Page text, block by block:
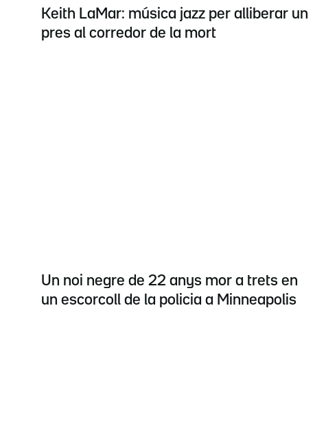
Keith LaMar: música jazz per alliberar un
pres al corredor de la mort
Un noi negre de 22 anys mor a trets en
un escorcoll de la policia a Minneapolis